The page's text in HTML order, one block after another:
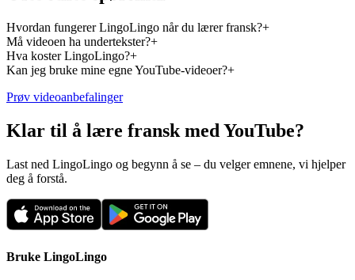
Hvordan fungerer LingoLingo når du lærer fransk?+
Må videoen ha undertekster?+
Hva koster LingoLingo?+
Kan jeg bruke mine egne YouTube-videoer?+
Prøv videoanbefalinger
Klar til å lære fransk med YouTube?
Last ned LingoLingo og begynn å se – du velger emnene, vi hjelper
deg å forstå.
Bruke LingoLingo